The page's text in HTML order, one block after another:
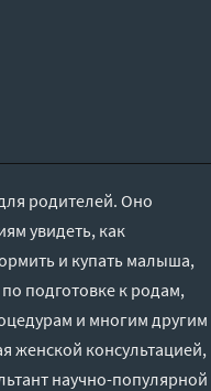
родителей. Оно
увидеть, как
и купать малыша,
подготовке к родам,
и многим другим
женской консультацией,
научно-популярной